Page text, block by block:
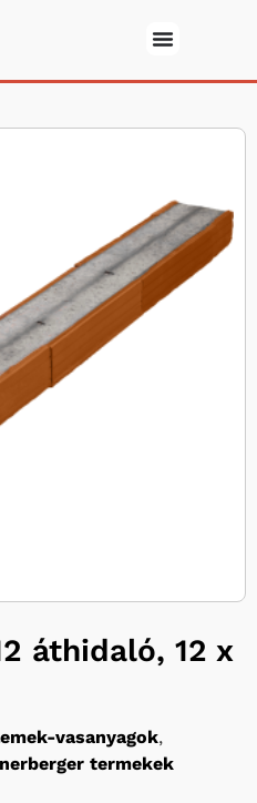
áthidaló, 12 x
vasanyagok,
termekek